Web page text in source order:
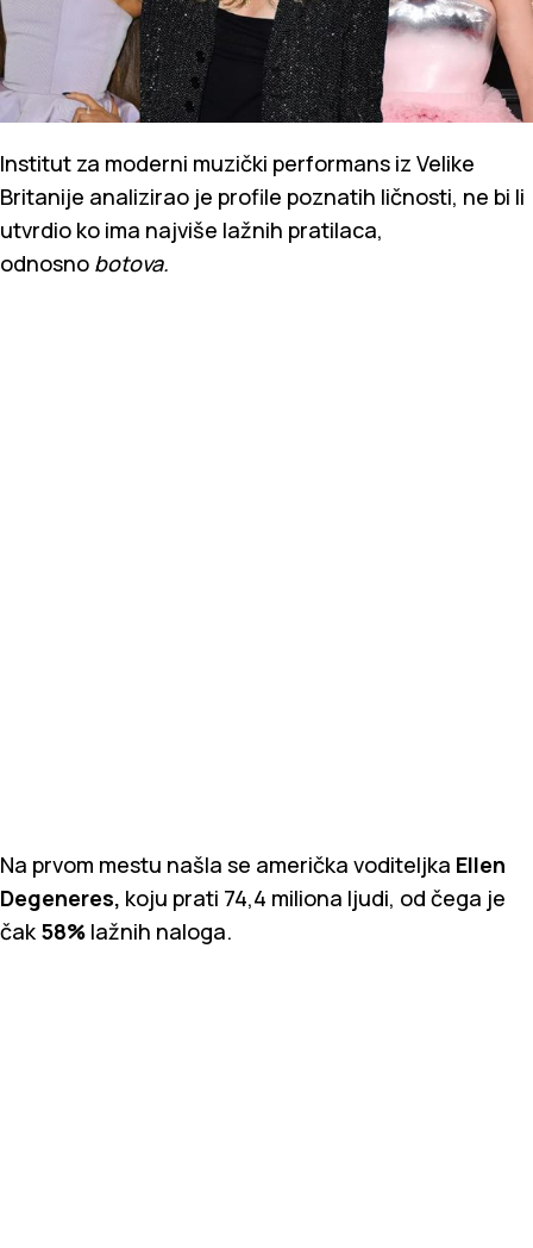
Institut za moderni muzički performans iz Velike
Britanije analizirao je profile poznatih ličnosti, ne bi li
utvrdio ko ima najviše lažnih pratilaca,
odnosno botova.
Na prvom mestu našla se američka voditeljka Ellen
Degeneres, koju prati 74,4 miliona ljudi, od čega je
čak 58% lažnih naloga.